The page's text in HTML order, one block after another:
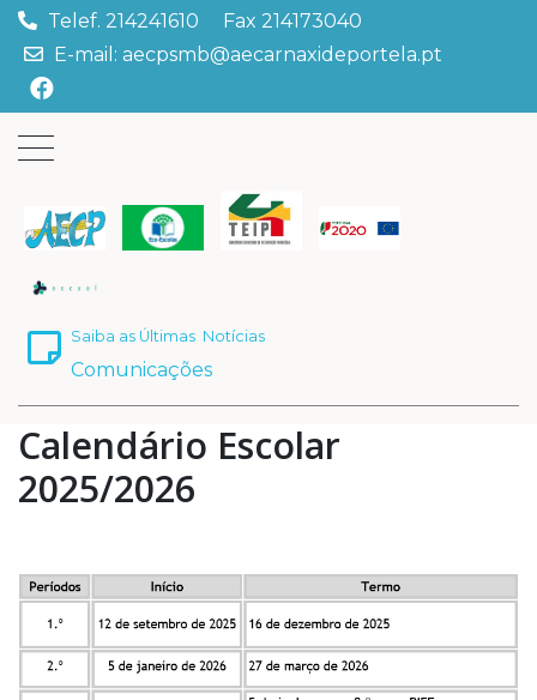
Telef. 214241610 Fax 214173040
E-mail: aecpsmb@aecarnaxideportela.pt
Saiba as Últimas
Comunicações
Notícias
Calendário Escolar
2025/2026